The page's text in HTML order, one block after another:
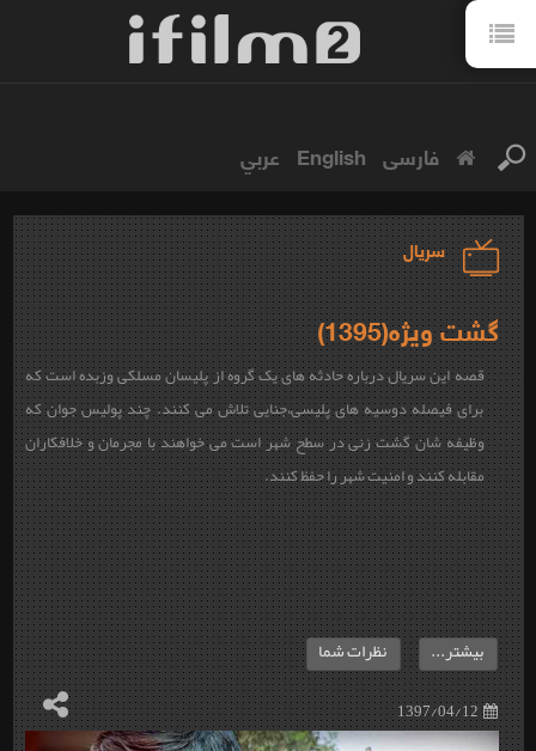
فارسی English عربي
سریال
گشت ویژه(1395)
قصه این سریال درباره حادثه های یک گروه از پلیسان مسلکی وزبده است که
برای فیصله دوسیه های پلیسی،جنایی تلاش می کنند. چند پولیس جوان که
وظیفه شان گشت زنی در سطح شهر است می خواهند با مجرمان و خلافکاران
مقابله کنند و امنیت شهر را حفظ کنند.
1397/04/12
بیشتر... نظرات شما